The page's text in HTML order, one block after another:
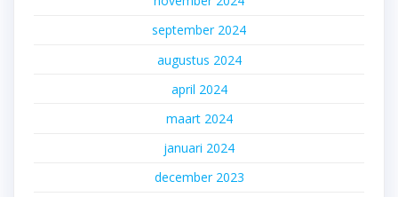
september 2024
augustus 2024
april 2024
maart 2024
januari 2024
december 2023